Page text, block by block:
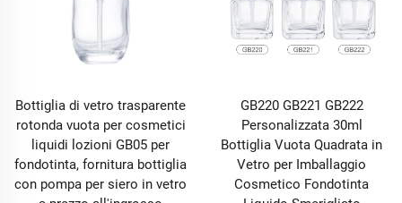
Bottiglia di vetro trasparente
rotonda vuota per cosmetici
liquidi lozioni GB05 per
fondotinta, fornitura bottiglia
con pompa per siero in vetro
GB220 GB221 GB222
Personalizzata 30ml
Bottiglia Vuota Quadrata in
Vetro per Imballaggio
Cosmetico Fondotinta